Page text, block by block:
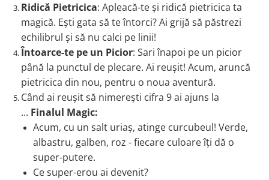
Ridică Pietricica: Apleacă-te și ridică pietricica ta
magică. Ești gata să te întorci? Ai grijă să păstrezi
echilibrul și să nu calci pe linii!
Întoarce-te pe un Picior: Sari înapoi pe un picior
până la punctul de plecare. Ai reușit! Acum, aruncă
pietricica din nou, pentru o noua aventură.
Când ai reușit să nimerești cifra 9 ai ajuns la
... Finalul Magic:
Acum, cu un salt uriaș, atinge curcubeul! Verde,
albastru, galben, roz - fiecare culoare îți dă o
super-putere.
Ce super-erou ai devenit?